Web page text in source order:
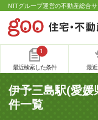
NTTグループ運営の不動産総合
1
最近検索した条件 最
伊予三島駅(愛媛
件一覧